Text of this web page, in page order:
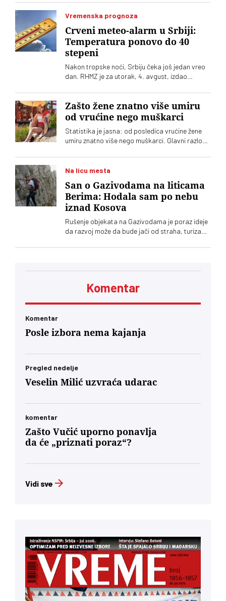
uređaja ogromna. Kako se opredeliti za pravi?
Na šta treba obratiti pažnju?
Vremenska prognoza
Crveni meteo-alarm u Srbiji:
Temperatura ponovo do 40
stepeni
Nakon tropske noći, Srbiju čeka još jedan vreo
dan. RHMZ je za utorak, 4. avgust, izdao
toplotnog talasa nam tek predstoji
Zašto žene znatno više umiru
od vrućine nego muškarci
Statistika je jasna: od posledica vrućine žene
umiru znatno više nego muškarci. Glavni razlog,
Na licu mesta
San o Gazivodama na liticama
Berima: Hodala sam po nebu
iznad Kosova
Rušenje objekata na Gazivodama je poraz ideje
da razvoj može da bude jači od straha, turizam
zato što vide budućnost, a ne zato što nemaju
da dolaze po svoje sopstvene životne lekcije
Komentar
Komentar
Posle izbora nema kajanja
Pregled nedelje
Veselin Milić uzvraća udarac
komentar
Zašto Vučić uporno ponavlja
da će „priznati poraz“?
Vidi sve